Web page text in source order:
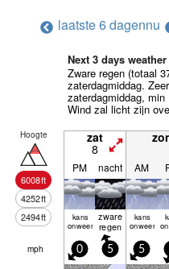
laatste 6 dagennu
Next 3 days
Zware regen (totaal
zaterdagmiddag.
zaterdagmiddag, min
Wind zal licht zijn
Hoogte
6008ft
4252ft
2494ft
zat
8
PM nacht AM
kans
onweer
zware
regen
kans
onweer
mph 0 5 5